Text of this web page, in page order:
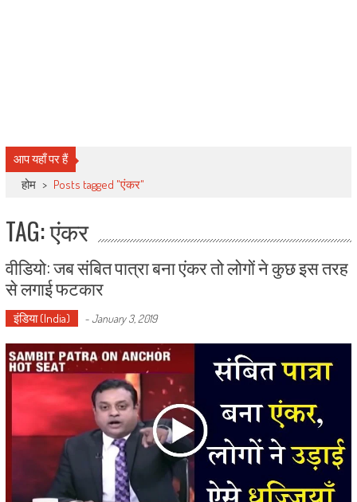
आप यहाँ पर हैं
होम > Posts tagged "एंकर"
TAG: एंकर
वीडियो: जब संबित पात्रा बना एंकर तो लोगों ने कुछ इस तरह
से लगाई फटकार
इंडिया (India) -January 3, 2019